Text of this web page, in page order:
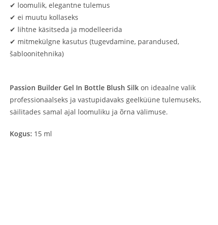
✔ loomulik, elegantne tulemus
✔ ei muutu kollaseks
✔ lihtne käsitseda ja modelleerida
✔ mitmekülgne kasutus (tugevdamine, parandused,
šabloonitehnika)
Passion Builder Gel In Bottle Blush Silk on ideaalne valik
professionaalseks ja vastupidavaks geelküüne tulemuseks,
säilitades samal ajal loomuliku ja õrna välimuse.
Kogus: 15 ml